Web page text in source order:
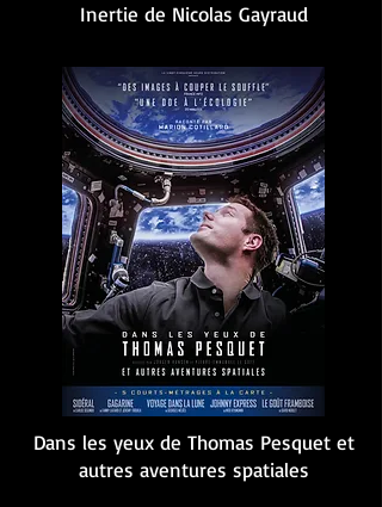
Inertie de Nicolas Gayraud
Dans les yeux de Thomas Pesquet et
autres aventures spatiales